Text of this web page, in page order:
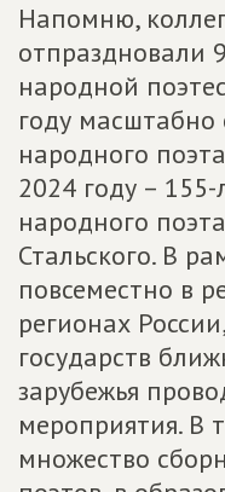
Напомню,
отпраздновали
народной
году
народного
2024 году –
народного
Стальского. В
повсеместно в
регионах
государств
зарубежья
мероприятия. В
множество